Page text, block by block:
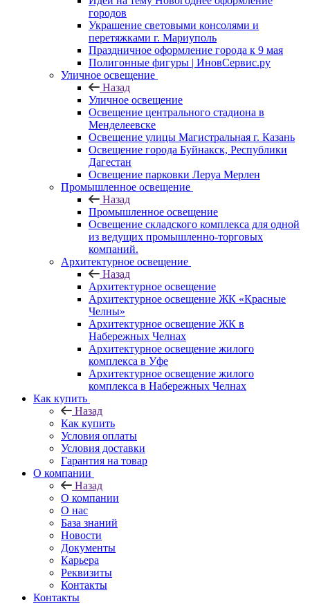
городов
Украшение световыми консолями и
перетяжками г. Мариуполь
Праздничное оформление города к 9 мая
Полигонные фигуры | ИновСервис.ру
Уличное освещение
Назад
Уличное освещение
Освещение центрального стадиона в
Менделеевске
Освещение улицы Магистральная г. Казань
Освещение города Буйнакск, Республики
Дагестан
Освещение парковки Леруа Мерлен
Промышленное освещение
Назад
Промышленное освещение
Освещение складского комплекса для одной
из ведущих промышленно-торговых
компаний.
Архитектурное освещение
Назад
Архитектурное освещение
Архитектурное освещение ЖК «Красные
Челны»
Архитектурное освещение ЖК в
Набережных Челнах
Архитектурное освещение жилого
комплекса в Уфе
Архитектурное освещение жилого
комплекса в Набережных Челнах
Как купить
Назад
Как купить
Условия оплаты
Условия доставки
Гарантия на товар
О компании
Назад
О компании
О нас
База знаний
Новости
Документы
Карьера
Реквизиты
Контакты
Контакты